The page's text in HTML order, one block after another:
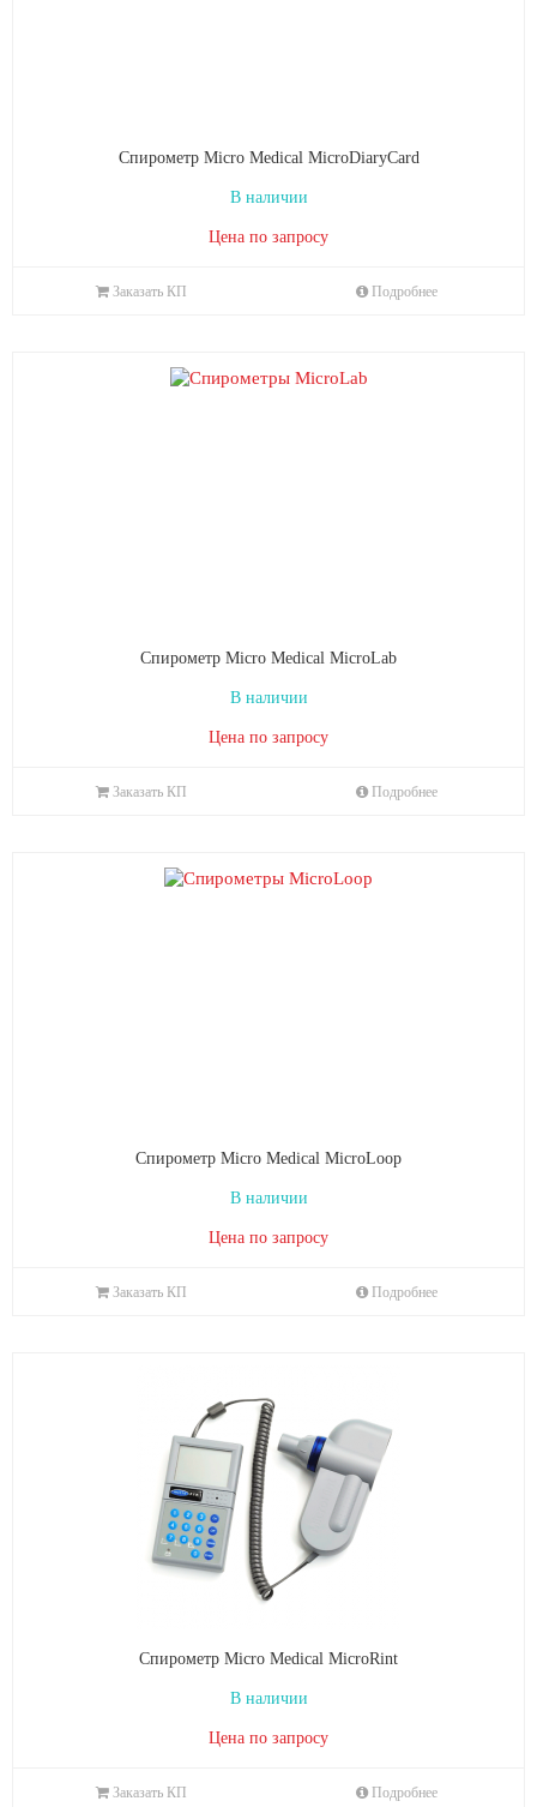
Спирометр Micro Medical MicroDiaryCard
В наличии
Цена по запросу
Заказать КП Подробнее
Спирометр Micro Medical MicroLab
В наличии
Цена по запросу
Заказать КП Подробнее
Спирометр Micro Medical MicroLoop
В наличии
Цена по запросу
Заказать КП Подробнее
Спирометр Micro Medical MicroRint
В наличии
Цена по запросу
Заказать КП Подробнее